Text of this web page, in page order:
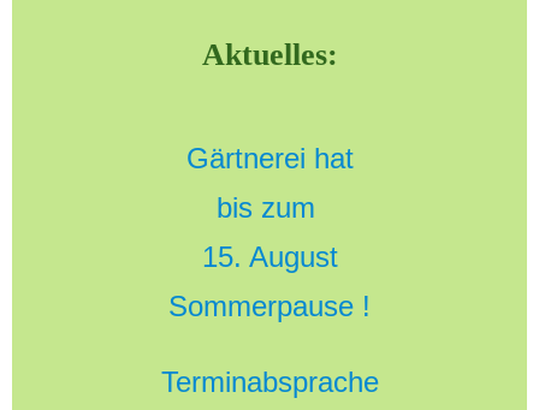
Aktuelles:
Gärtnerei hat
bis zum
15. August
Sommerpause !
Terminabsprache